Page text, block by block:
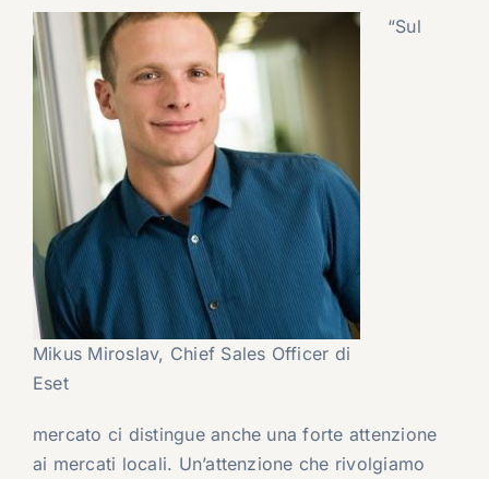
Mikus Miroslav, Chief Sales Officer di
Eset
“Sul
mercato ci distingue anche una forte attenzione
ai mercati locali. Un’attenzione che rivolgiamo